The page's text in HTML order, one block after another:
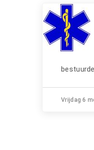
Vrijdag 6